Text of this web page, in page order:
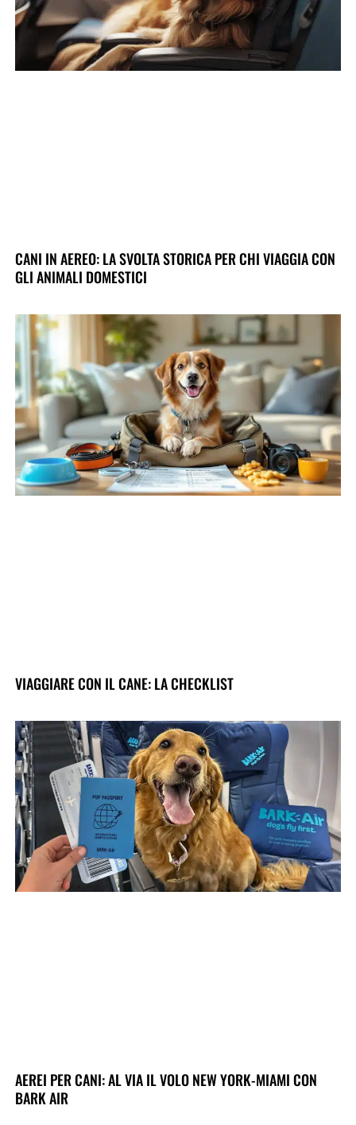
CANI IN AEREO: LA SVOLTA STORICA PER CHI VIAGGIA CON
GLI ANIMALI DOMESTICI
VIAGGIARE CON IL CANE: LA CHECKLIST
AEREI PER CANI: AL VIA IL VOLO NEW YORK-MIAMI CON
BARK AIR